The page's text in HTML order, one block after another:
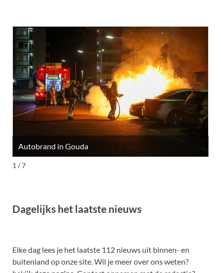
Autobrand in Gouda
1 / 7
Dagelijks het laatste nieuws
Elke dag lees je het laatste 112 nieuws uit binnen- en
buitenland op onze site. Wil je meer over ons weten?